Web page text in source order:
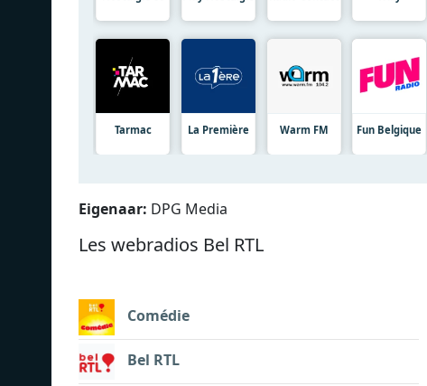
Tarmac La Première Warm FM Fun Belgique
Eigenaar: DPG Media
Les webradios Bel RTL
Comédie
Bel RTL